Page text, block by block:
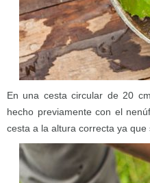
En una cesta circular de 20
hecho previamente con el
cesta a la altura correcta ya